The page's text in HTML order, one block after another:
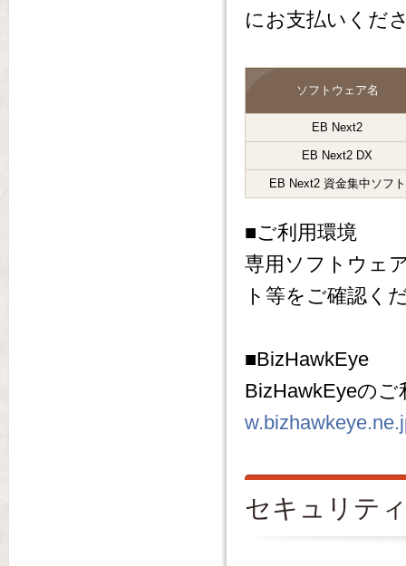
にお支払いくだ
ソフトウェア名
EB Next2
EB Next2 DX
EB Next2 資金集中ソフト
■ご利用環境
専用ソフトウェ
ト等をご確認く
■BizHawkEye
BizHawkEyeのご
セキュリテ